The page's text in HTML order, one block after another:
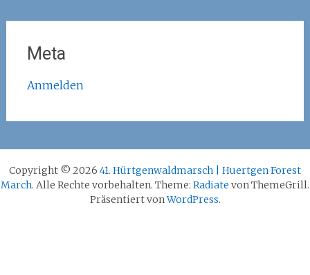
Meta
Anmelden
Copyright © 2026 41. Hürtgenwaldmarsch | Huertgen Forest
March. Alle Rechte vorbehalten. Theme: Radiate von ThemeGrill.
Präsentiert vonWordPress.